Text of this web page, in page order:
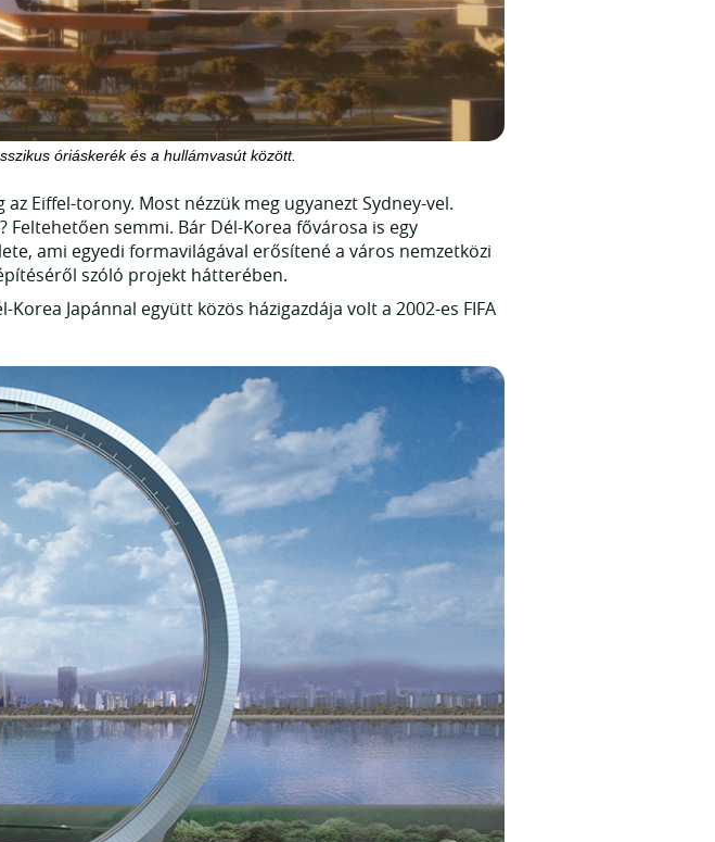
óriáskerék és a hullámvasút között.
Eiffel-torony. Most nézzük meg ugyanezt Sydney-vel.
Feltehetően semmi. Bár Dél-Korea fővárosa is egy
ami egyedi formavilágával erősítené a város nemzetközi
szóló projekt hátterében.
Japánnal együtt közös házigazdája volt a 2002-es FIFA